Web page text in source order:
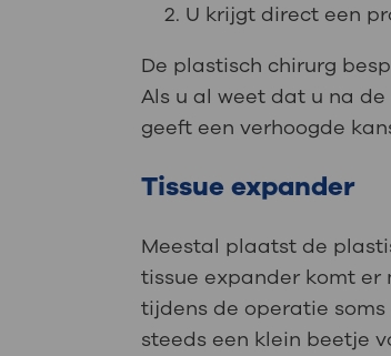
U krijgt direct een
De plastisch chirurg
Als u al weet dat u na
geeft een verhoogde
Tissue expander
Meestal plaatst de
tissue expander komt
tijdens de operatie
steeds een klein beetje